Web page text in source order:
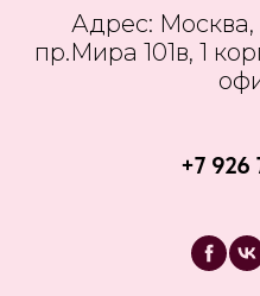
Адрес: Москва,
пр.Мира 101в, 1
+7 926